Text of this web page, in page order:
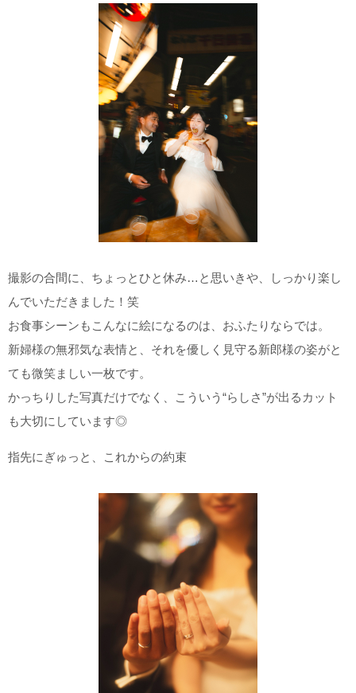
撮影の合間に、ちょっとひと休み…と思いきや、しっかり楽し
んでいただきました！笑
お食事シーンもこんなに絵になるのは、おふたりならでは。
新婦様の無邪気な表情と、それを優しく見守る新郎様の姿がと
ても微笑ましい一枚です。
かっちりした写真だけでなく、こういう“らしさ”が出るカット
も大切にしています◎
指先にぎゅっと、これからの約束